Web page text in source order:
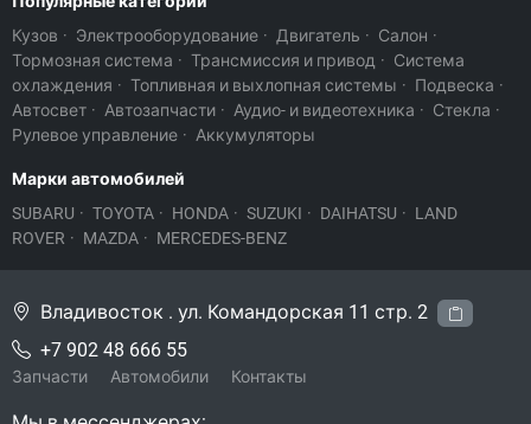
Кузов · Электрооборудование · Двигатель · Салон ·
Тормозная система · Трансмиссия и привод · Система
охлаждения · Топливная и выхлопная системы · Подвеска ·
Автосвет · Автозапчасти · Аудио- и видеотехника · Стекла ·
Рулевое управление · Аккумуляторы
Марки автомобилей
SUBARU · TOYOTA · HONDA · SUZUKI · DAIHATSU · LAND
ROVER · MAZDA · MERCEDES-BENZ
Владивосток . ул. Командорская 11 стр. 2
+7 902 48 666 55
Запчасти Автомобили Контакты